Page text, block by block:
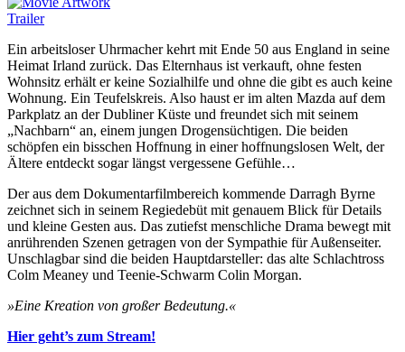
Trailer
Ein arbeitsloser Uhrmacher kehrt mit Ende 50 aus England in seine
Heimat Irland zurück. Das Elternhaus ist verkauft, ohne festen
Wohnsitz erhält er keine Sozialhilfe und ohne die gibt es auch keine
Wohnung. Ein Teufelskreis. Also haust er im alten Mazda auf dem
Parkplatz an der Dubliner Küste und freundet sich mit seinem
„Nachbarn“ an, einem jungen Drogensüchtigen. Die beiden
schöpfen ein bisschen Hoffnung in einer hoffnungslosen Welt, der
Ältere entdeckt sogar längst vergessene Gefühle…
Der aus dem Dokumentarfilmbereich kommende Darragh Byrne
zeichnet sich in seinem Regiedebüt mit genauem Blick für Details
und kleine Gesten aus. Das zutiefst menschliche Drama bewegt mit
anrührenden Szenen getragen von der Sympathie für Außenseiter.
Unschlagbar sind die beiden Hauptdarsteller: das alte Schlachtross
Colm Meaney und Teenie-Schwarm Colin Morgan.
»Eine Kreation von großer Bedeutung.«
Hier geht’s zum Stream!